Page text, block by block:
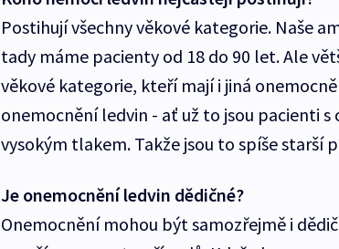
Postihují všechny věkové kategorie. Naše
tady máme pacienty od 18 do 90 let. Ale
věkové kategorie, kteří mají i jiná
onemocnění ledvin - ať už to jsou pacienti
vysokým tlakem. Takže jsou to spíše starší
Je onemocnění ledvin dědičné?
Onemocnění mohou být samozřejmě i